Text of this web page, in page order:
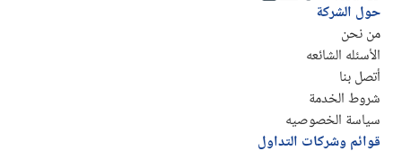
حول الشركة
من نحن
الأسئله الشائعه
أتصل بنا
شروط الخدمة
سياسة الخصوصيه
قوائم وشركات التداول